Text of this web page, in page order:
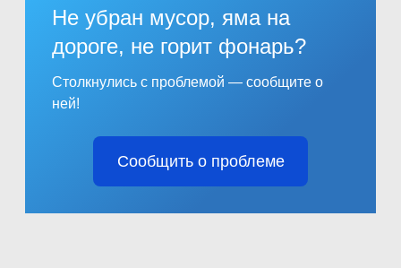
Не убран мусор, яма на
дороге, не горит фонарь?
Столкнулись с проблемой — сообщите о
ней!
Сообщить о проблеме